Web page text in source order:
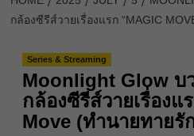
กล้องซีรีส์วายเรื่องแรก “MAGIC
Series & Streaming
Moonlight Glow บ
กล้องซีรีส์วายเรื่องแ
Move (ทำนายทายรั